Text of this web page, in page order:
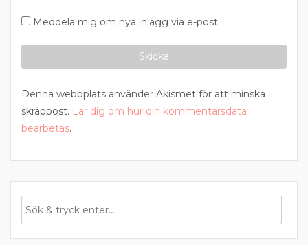
Meddela mig om nya inlägg via e-post.
Denna webbplats använder Akismet för att minska
skräppost. Lär dig om hur din kommentarsdata
bearbetas.